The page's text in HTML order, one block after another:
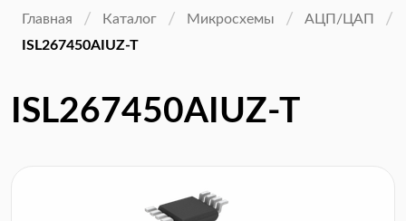
Главная Каталог Микросхемы
АЦП/ЦАП
ISL267450AIUZ-T
ISL267450AIUZ-T